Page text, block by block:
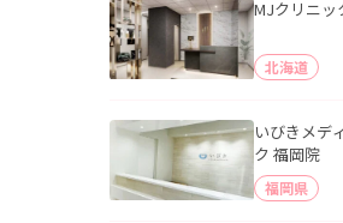
MJクリニッ
北海道
いびきメデ
ク 福岡院
福岡県